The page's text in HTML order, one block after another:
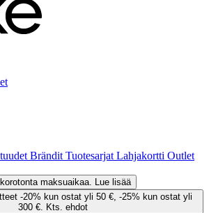
Brändit Tuotesarjat Lahjakortti Outlet
maksuaikaa. Lue lisää
-20% kun ostat yli 50 €, -25% kun ostat yli
300 €. Kts. ehdot